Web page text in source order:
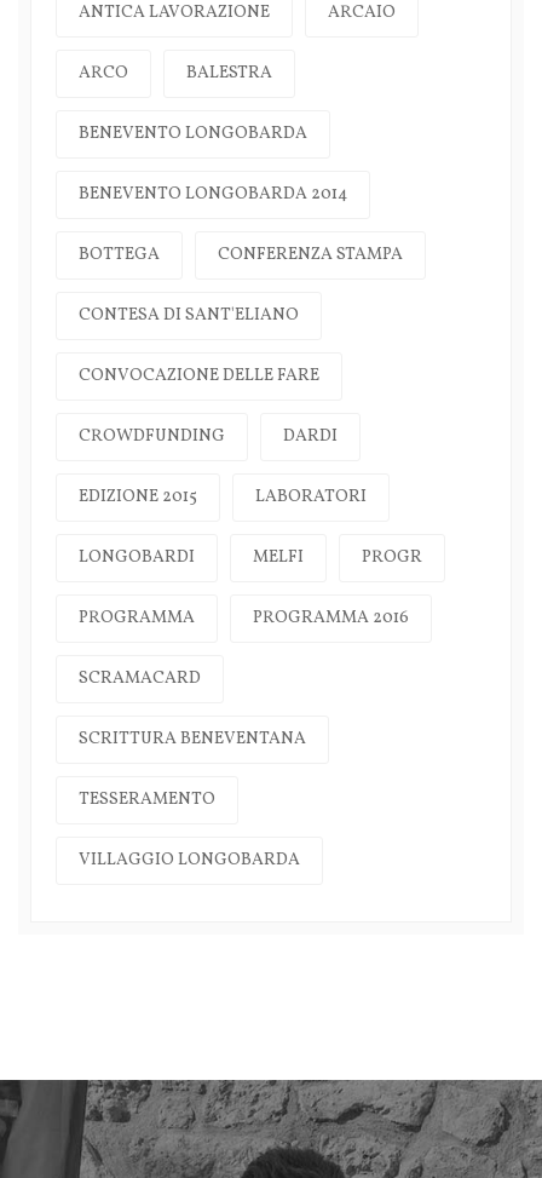
ANTICA LAVORAZIONE ARCAIO
ARCO BALESTRA
BENEVENTO LONGOBARDA
BENEVENTO LONGOBARDA 2014
BOTTEGA CONFERENZA STAMPA
CONTESA DI SANT'ELIANO
CONVOCAZIONE DELLE FARE
CROWDFUNDING DARDI
EDIZIONE 2015 LABORATORI
LONGOBARDI MELFI PROGR
PROGRAMMA PROGRAMMA 2016
SCRAMACARD
SCRITTURA BENEVENTANA
TESSERAMENTO
VILLAGGIO LONGOBARDA